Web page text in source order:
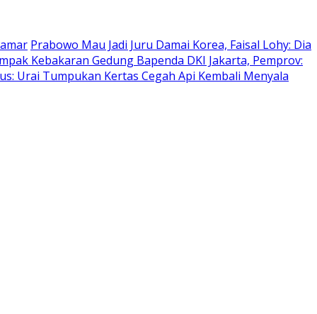
Prabowo Mau Jadi Juru Damai Korea, Faisal Lohy: Dia
Kebakaran Gedung Bapenda DKI Jakarta, Pemprov:
Urai Tumpukan Kertas Cegah Api Kembali Menyala